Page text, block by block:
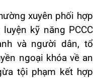
xuyên phối hợp
kỹ năng PCCC
và người dân, tổ
ngoại khóa về an
tội phạm kết hợp